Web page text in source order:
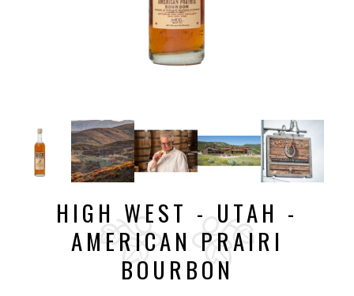
HIGH WEST - UTAH -
AMERICAN PRAIRI
BOURBON